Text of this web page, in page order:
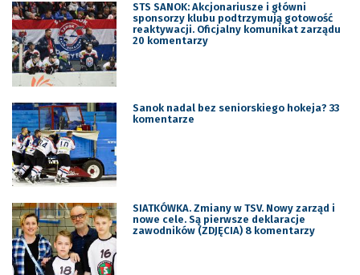
STS SANOK: Akcjonariusze i główni
sponsorzy klubu podtrzymują gotowość
reaktywacji. Oficjalny komunikat zarządu
20 komentarzy
Sanok nadal bez seniorskiego hokeja? 33
komentarze
SIATKÓWKA. Zmiany w TSV. Nowy zarząd i
nowe cele. Są pierwsze deklaracje
zawodników (ZDJĘCIA) 8 komentarzy